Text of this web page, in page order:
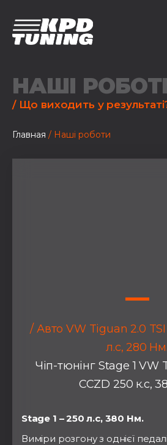
НАШІ
/ Що виходить у
Главная / Наші роботи
/ Авто VW Tiguan 2.0
л.с, 280 Нм.
Чіп-тюнінг Stage 1 VW
CCZD 250 к.с,
Stage 1 – 250 л.с, 380 Нм.
Виміри розгону з однієї